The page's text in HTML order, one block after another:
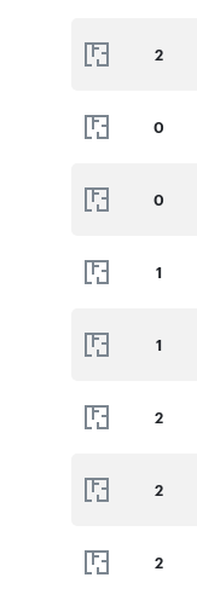
2
0
0
1
1
2
2
2